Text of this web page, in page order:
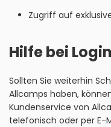
Zugriff auf
Hilfe bei
Sollten Sie weiterhin
Allcamps haben,
Kundenservice von
telefonisch oder per E-